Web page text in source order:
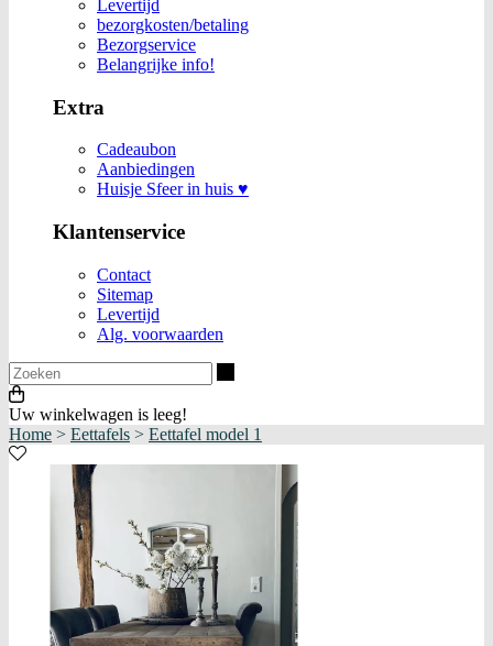
Levertijd
bezorgkosten/betaling
Bezorgservice
Belangrijke info!
Extra
Cadeaubon
Aanbiedingen
Huisje Sfeer in huis ♥
Klantenservice
Contact
Sitemap
Levertijd
Alg. voorwaarden
Uw winkelwagen is leeg!
Home > Eettafels > Eettafel model 1